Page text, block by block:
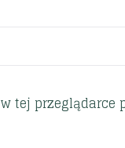
tej